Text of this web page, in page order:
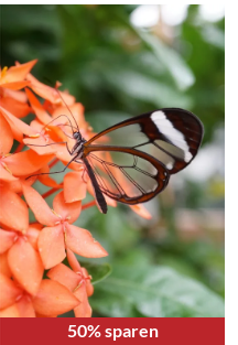
50% sparen